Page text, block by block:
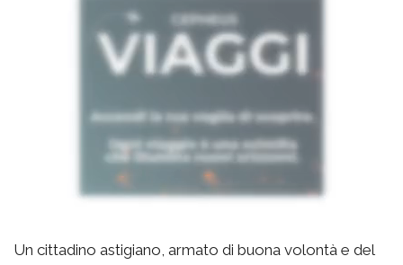
Un cittadino astigiano, armato di buona volontà e del